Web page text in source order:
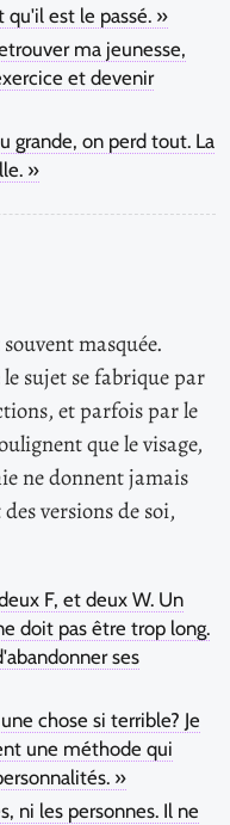
qu'il est le passé. »
ma jeunesse,
et devenir
grande, on perd tout. La
»
masquée.
sujet se fabrique par
et parfois par le
que le visage,
ne donnent jamais
versions de soi,
F, et deux W. Un
doit pas être trop long.
ses
chose si terrible? Je
une méthode qui
»
ni les personnes. Il ne